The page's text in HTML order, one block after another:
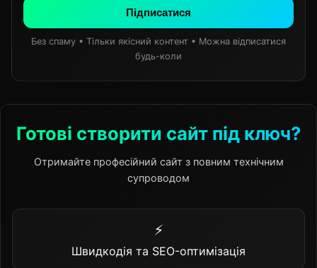
Підписатися
Без спаму • Тільки якісний контент • Можна відписатися
будь-коли
Готові створити сайт під ключ?
Отримайте професійний сайт з повним технічним
супроводом
⚡
Швидкодія та SEO-оптимізація